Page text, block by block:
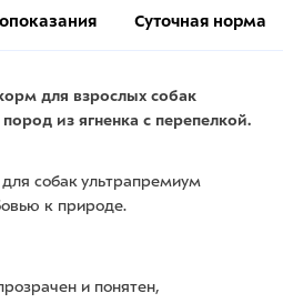
Суточная норма
для взрослых собак
из ягненка с перепелкой.
для собак ультрапремиум
к природе.
и понятен,